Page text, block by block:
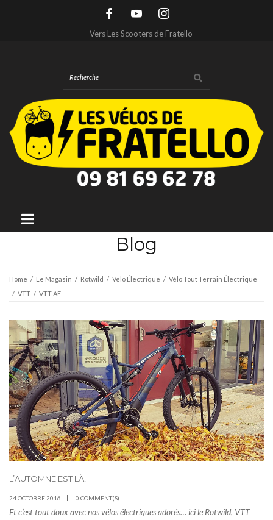
Vers Les Scooters de Fratello
Blog
Home / Le Magasin / Rotwild / Vélo Électrique / Vélo Tout Terrain Électrique
/ VTT / VTT AE
L’AUTOMNE EST LÀ!
24 OCTOBRE 2016 0 COMMENT(S)
Et c’est tout doux avec nos vélos électriques adorés… ici le Rotwild, VTT